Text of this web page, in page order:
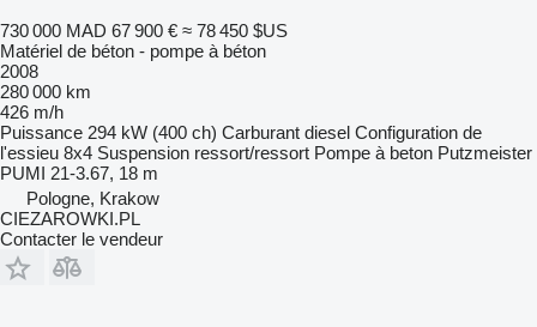
730 000 MAD 67 900 € ≈ 78 450 $US
Matériel de béton - pompe à béton
2008
280 000 km
426 m/h
Puissance 294 kW (400 ch) Carburant diesel Configuration de
l'essieu 8x4 Suspension ressort/ressort Pompe à beton Putzmeister
PUMI 21-3.67, 18 m
Pologne, Krakow
CIEZAROWKI.PL
Contacter le vendeur